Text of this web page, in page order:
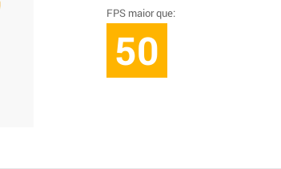
FPS maior que:
50